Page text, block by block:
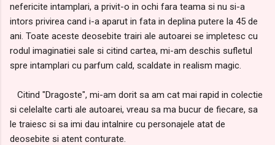
nefericite intamplari, a privit-o in ochi fara teama si nu si-a
intors privirea cand i-a aparut in fata in deplina putere la 45 de
ani. Toate aceste deosebite trairi ale autoarei se impletesc cu
rodul imaginatiei sale si citind cartea, mi-am deschis sufletul
spre intamplari cu parfum cald, scaldate in realism magic.
Citind "Dragoste", mi-am dorit sa am cat mai rapid in colectie
si celelalte carti ale autoarei, vreau sa ma bucur de fiecare, sa
le traiesc si sa imi dau intalnire cu personajele atat de
deosebite si atent conturate.